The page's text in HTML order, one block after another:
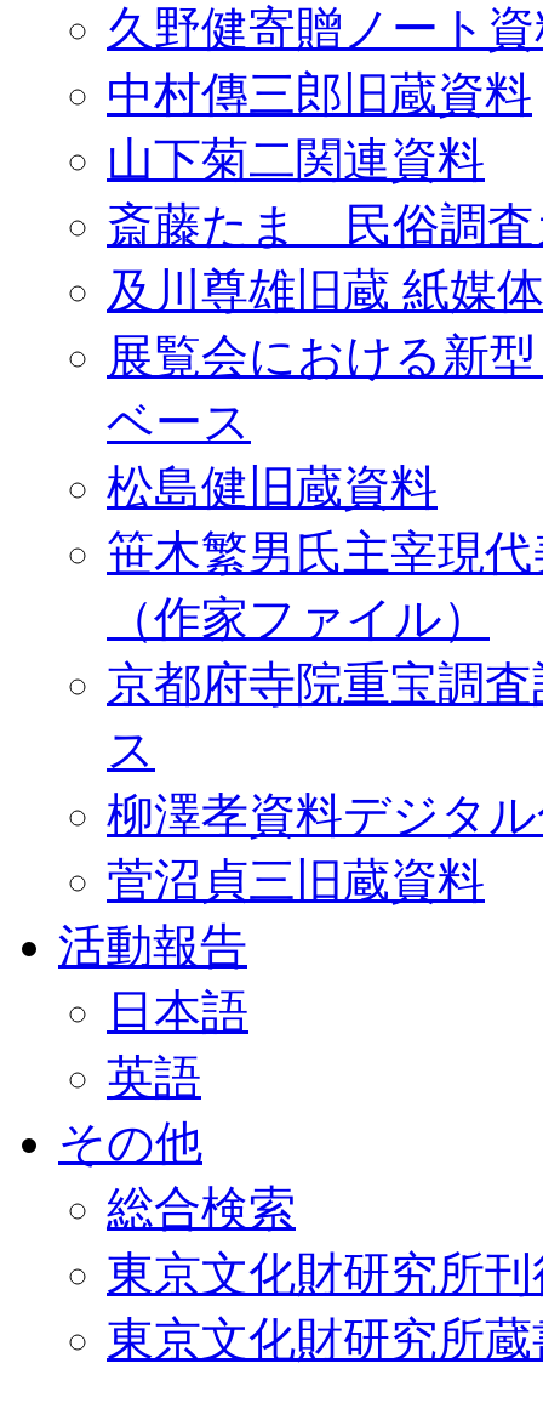
久野健寄贈ノート
中村傳三郎旧蔵資料
山下菊二関連資料
斎藤たま 民俗調査
及川尊雄旧蔵 紙媒
展覧会における新
ベース
松島健旧蔵資料
笹木繁男氏主宰現
（作家ファイル）
京都府寺院重宝調
ス
柳澤孝資料デジタ
菅沼貞三旧蔵資料
活動報告
日本語
英語
その他
総合検索
東京文化財研究所
東京文化財研究所